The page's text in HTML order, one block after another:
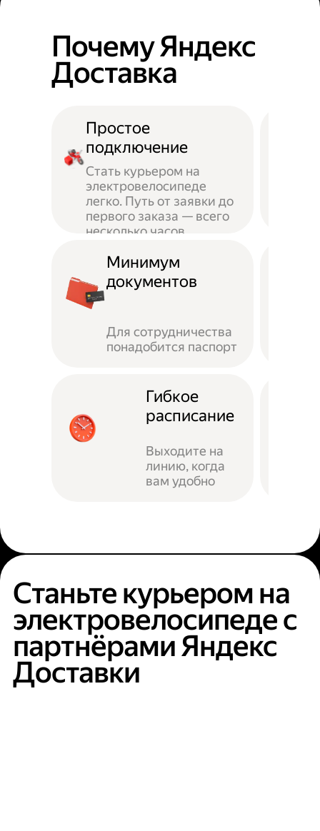
Почему Яндекс
Доставка
Простое
подключение
Стать курьером на
электровелосипеде
легко. Путь от заявки до
первого заказа — всего
несколько часов
Минимум
документов
Для сотрудничества
понадобится паспорт
Гибкое
расписание
Выходите на
линию, когда
вам удобно
Станьте курьером на
электровелосипеде с
партнёрами Яндекс
Доставки